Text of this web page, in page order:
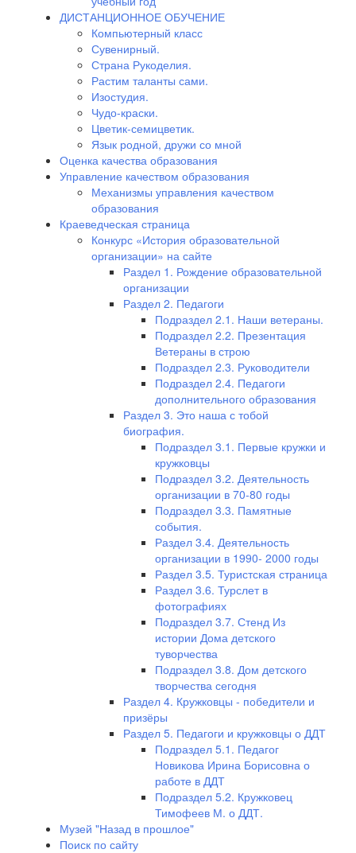
ДИСТАНЦИОННОЕ ОБУЧЕНИЕ
Компьютерный класс
Сувенирный.
Страна Рукоделия.
Растим таланты сами.
Изостудия.
Чудо-краски.
Цветик-семицветик.
Язык родной, дружи со мной
Оценка качества образования
Управление качеством образования
Механизмы управления качеством
образования
Краеведческая страница
Конкурс «История образовательной
организации» на сайте
Раздел 1. Рождение образовательной
организации
Раздел 2. Педагоги
Подраздел 2.1. Наши ветераны.
Подраздел 2.2. Презентация
Ветераны в строю
Подраздел 2.3. Руководители
Подраздел 2.4. Педагоги
дополнительного образования
Раздел 3. Это наша с тобой
биография.
Подраздел 3.1. Первые кружки и
кружковцы
Подраздел 3.2. Деятельность
организации в 70-80 годы
Подраздел 3.3. Памятные
события.
Раздел 3.4. Деятельность
организации в 1990- 2000 годы
Раздел 3.5. Туристская страница
Раздел 3.6. Турслет в
фотографиях
Подраздел 3.7. Стенд Из
истории Дома детского
туворчества
Подраздел 3.8. Дом детского
творчества сегодня
Раздел 4. Кружковцы - победители и
призёры
Раздел 5. Педагоги и кружковцы о ДДТ
Подраздел 5.1. Педагог
Новикова Ирина Борисовна о
работе в ДДТ
Подраздел 5.2. Кружковец
Тимофеев М. о ДДТ.
Музей "Назад в прошлое"
Поиск по сайту